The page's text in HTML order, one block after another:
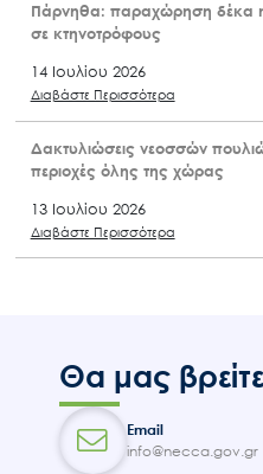
Πάρνηθα: παραχώρηση δέκα
σε κτηνοτρόφους
14 Ιουλίου 2026
Διαβάστε Περισσότερα
Δακτυλιώσεις νεοσσών
περιοχές όλης της χώρας
13 Ιουλίου 2026
Διαβάστε Περισσότερα
Θα μας βρείτε
Email
info@necca.gov.gr